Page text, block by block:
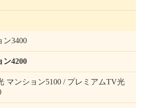
ン3400
ン4200
マンション5100 / プレミアムTV光